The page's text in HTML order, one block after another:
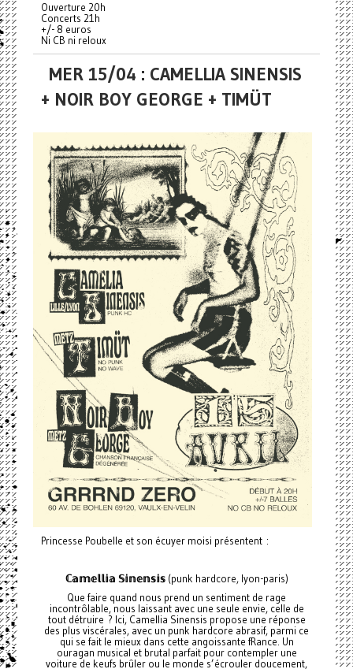
Ouverture 20h
Concerts 21h
+/- 8 euros
Ni CB ni reloux
MER 15/04 : CAMELLIA SINENSIS
+ NOIR BOY GEORGE + TIMÜT
Princesse Poubelle et son écuyer moisi présentent :
ℂ𝕒𝕞𝕖𝕝𝕝𝕚𝕒 𝕊𝕚𝕟𝕖𝕟𝕤𝕚𝕤(punk hardcore, lyon-paris)
Que faire quand nous prend un sentiment de rage
incontrôlable, nous laissant avec une seule envie, celle de
tout détruire ? Ici, Camellia Sinensis propose une réponse
des plus viscérales, avec un punk hardcore abrasif, parmi ce
qui se fait le mieux dans cette angoissante fRance. Un
ouragan musical et brutal parfait pour contempler une
voiture de keufs brûler ou le monde s’écrouler doucement,